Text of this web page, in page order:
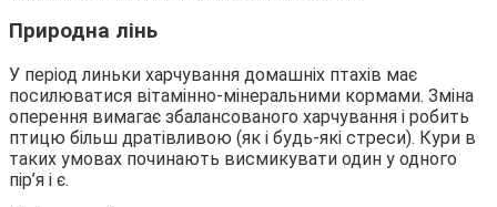
Природна лінь
У період линьки харчування домашніх птахів має
посилюватися вітамінно-мінеральними кормами. Зміна
оперення вимагає збалансованого харчування і робить
птицю більш дратівливою (як і будь-які стреси). Кури в
таких умовах починають висмикувати один у одного
пір’я і є.